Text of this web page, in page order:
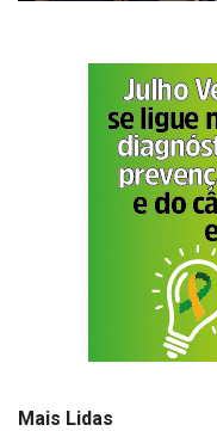
Mais Lidas